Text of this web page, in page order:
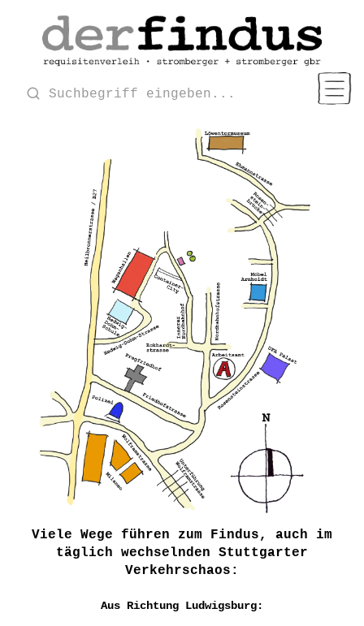
Viele Wege führen zum Findus, auch im
täglich wechselnden Stuttgarter
Verkehrschaos:
Aus Richtung Ludwigsburg: